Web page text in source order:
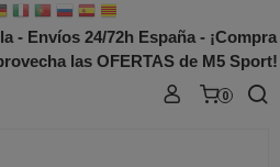
- Envíos 24/72h España - ¡Compra
las OFERTAS de M5 Sport!
0